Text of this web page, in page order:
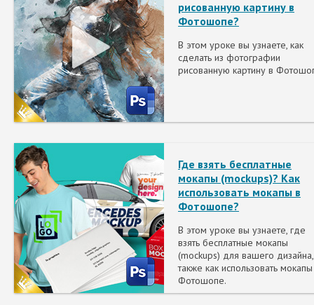
рисованную картину в
Фотошопе?
В этом уроке вы узнаете, как
сделать из фотографии
рисованную картину в
Где взять бесплатные
мокапы (mockups)? Как
использовать мокапы в
Фотошопе?
В этом уроке вы узнаете, где
взять бесплатные мокапы
(mockups) для вашего
также как использовать
Фотошопе.